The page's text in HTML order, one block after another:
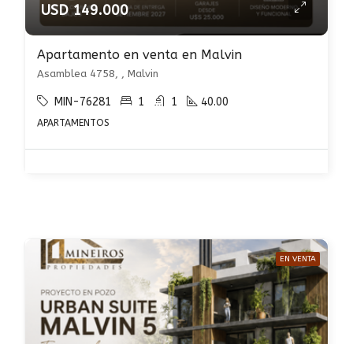
USD 149.000
Apartamento en venta en Malvin
Asamblea 4758, , Malvin
MIN-76281 1 1 40.00
APARTAMENTOS
EN VENTA